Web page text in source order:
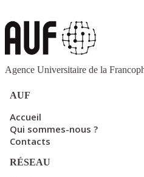
Agence Universitaire de la
AUF
Accueil
Qui sommes-nous ?
Contacts
RÉSEAU